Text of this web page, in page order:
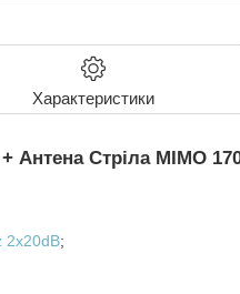
Характеристики
Антена Стріла MIMO
2x20dB;